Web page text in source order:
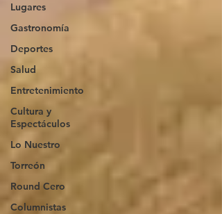
Lugares
Gastronomía
Deportes
Salud
Entretenimiento
Cultura y
Espectáculos
Lo Nuestro
Torreón
Round Cero
Columnistas